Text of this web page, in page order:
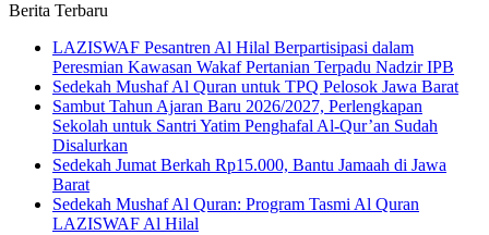
Berita Terbaru
LAZISWAF Pesantren Al Hilal Berpartisipasi dalam
Peresmian Kawasan Wakaf Pertanian Terpadu Nadzir IPB
Sedekah Mushaf Al Quran untuk TPQ Pelosok Jawa Barat
Sambut Tahun Ajaran Baru 2026/2027, Perlengkapan
Sekolah untuk Santri Yatim Penghafal Al-Qur’an Sudah
Disalurkan
Sedekah Jumat Berkah Rp15.000, Bantu Jamaah di Jawa
Barat
Sedekah Mushaf Al Quran: Program Tasmi Al Quran
LAZISWAF Al Hilal